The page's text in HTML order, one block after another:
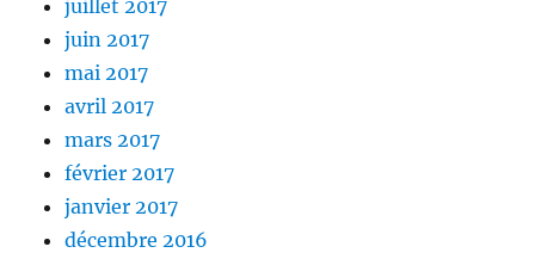
juillet 2017
juin 2017
mai 2017
avril 2017
mars 2017
février 2017
janvier 2017
décembre 2016